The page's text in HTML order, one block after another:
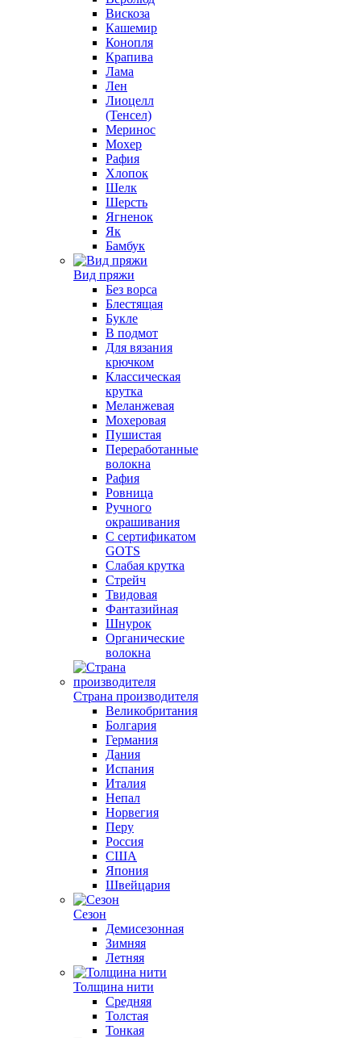
Вискоза
Кашемир
Конопля
Крапива
Лама
Лен
Лиоцелл
(Тенсел)
Меринос
Мохер
Рафия
Хлопок
Шелк
Шерсть
Ягненок
Як
Бамбук
Вид пряжи
Без ворса
Блестящая
Букле
В подмот
Для вязания
крючком
Классическая
крутка
Меланжевая
Мохеровая
Пушистая
Переработанные
волокна
Рафия
Ровница
Ручного
окрашивания
С сертификатом
GOTS
Слабая крутка
Стрейч
Твидовая
Фантазийная
Шнурок
Органические
волокна
Страна производителя
Великобритания
Болгария
Германия
Дания
Испания
Италия
Непал
Норвегия
Перу
Россия
США
Япония
Швейцария
Сезон
Демисезонная
Зимняя
Летняя
Толщина нити
Средняя
Толстая
Тонкая